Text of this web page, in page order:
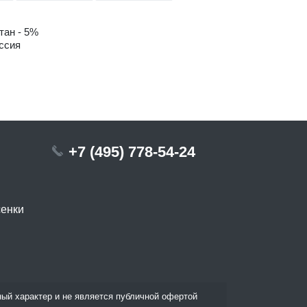
- 5%
+7 (495) 778-54-24
характер и не является публичной офертой